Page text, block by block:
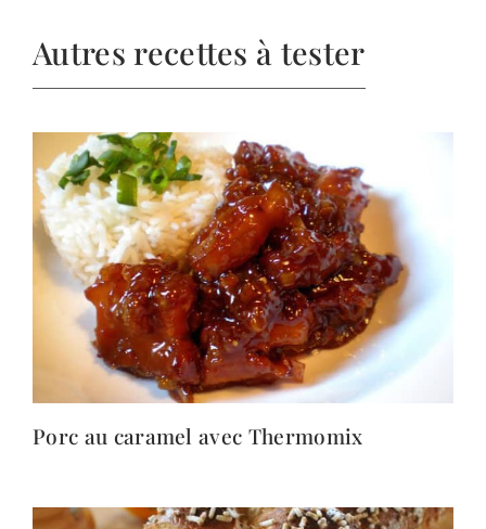
Autres recettes à tester
Porc au caramel avec Thermomix